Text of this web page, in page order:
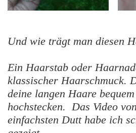
Und wie trägt man diesen
Ein Haarstab oder
klassischer Haarschmuck.
deine langen Haare
hochstecken. Das Video
einfachsten Dutt habe ich